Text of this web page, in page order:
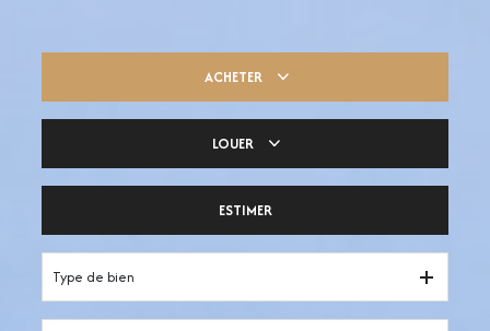
ACHETER
LOUER
ESTIMER
Type de bien